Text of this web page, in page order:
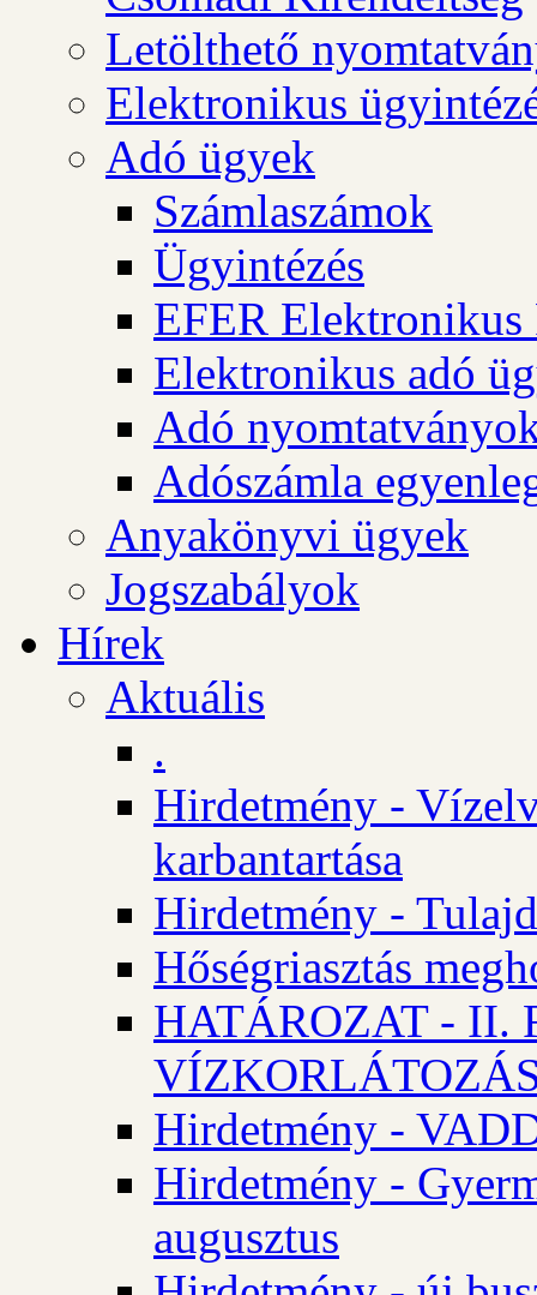
Letölthető
Elektronikus
Adó ügyek
Számlaszámok
Ügyintézés
EFER Elektronikus
Elektronikus adó
Adó
Adószámla
Anyakönyvi ügyek
Jogszabályok
Hírek
Aktuális
.
Hirdetmény -
karbantartása
Hirdetmény -
Hőségriasztás
HATÁROZAT - II.
Hirdetmény -
Hirdetmény -
augusztus